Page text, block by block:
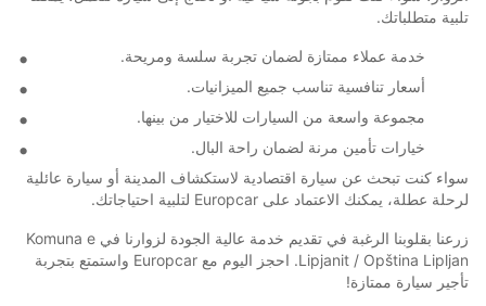
تلبية متطلباتك.
خدمة عملاء ممتازة لضمان تجربة سلسة ومريحة.
أسعار تنافسية تناسب جميع الميزانيات.
مجموعة واسعة من السيارات للاختيار من بينها.
خيارات تأمين مرنة لضمان راحة البال.
سواء كنت تبحث عن سيارة اقتصادية لاستكشاف المدينة أو سيارة عائلية
لرحلة عطلة، يمكنك الاعتماد على Europcar لتلبية احتياجاتك.
زرعنا بقلوبنا الرغبة في تقديم خدمة عالية الجودة لزوارنا في Komuna e
Lipjanit / Opština Lipljan. احجز اليوم مع Europcar واستمتع بتجربة
تأجير سيارة ممتازة!